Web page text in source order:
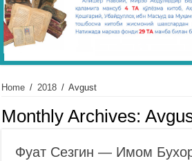
Home / 2018 / Avgust
Monthly Archives:
Фуат Сезгин — Имом